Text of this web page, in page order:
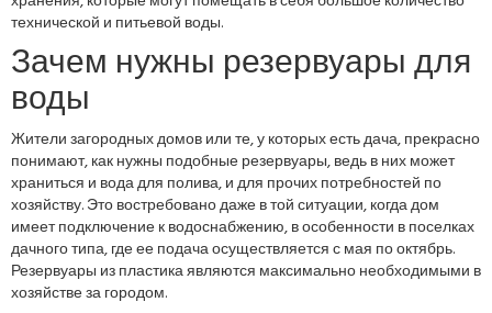
технической и питьевой воды.
Зачем нужны резервуары для
воды
Жители загородных домов или те, у которых есть дача, прекрасно
понимают, как нужны подобные резервуары, ведь в них может
храниться и вода для полива, и для прочих потребностей по
хозяйству. Это востребовано даже в той ситуации, когда дом
имеет подключение к водоснабжению, в особенности в поселках
дачного типа, где ее подача осуществляется с мая по октябрь.
Резервуары из пластика являются максимально необходимыми в
хозяйстве за городом.